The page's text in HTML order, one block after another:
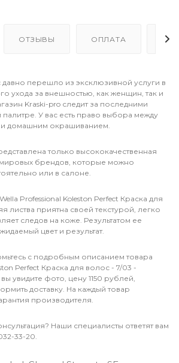
ОТЗЫВЫ ОПЛАТА
перешло из эксклюзивной услуги в
ухода за внешностью, как женщин, так и
Kraski-pro следит за последними
палитре. У вас есть право выбора между
домашним окрашиванием.
только высококачественная
брендов, которые можно
или в салоне.
Professional Koleston Perfect Краска для
листва приятна своей текстурой, легко
следов на коже. Результатом ее
цвет и результат.
с подробным описанием товара
Perfect Краска для волос - 7/03 -
увидите фото, цену 1150 рублей,
доставку. На каждый товар
производителя.
Наши специалисты ответят вам
33-20.